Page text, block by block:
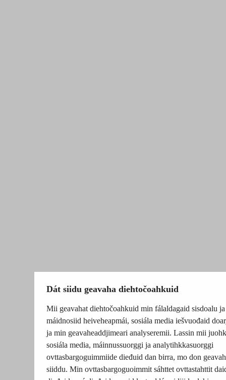
Dát siidu geavaha diehtočoahkuid
Mii geavahat diehtočoahkuid min fálaldagaid sisdoalu ja
máidnosiid heiveheapmái, sosiála media iešvuođaid
ja min geavaheaddjimeari analyseremii. Lassin mii
sosiála media, máinnussuorggi ja analytihkkasuorggi
ovttasbargoguimmiide dieđuid dan birra, mo don
siiddu. Min ovttasbargoguoimmit sáhttet ovttastahttit